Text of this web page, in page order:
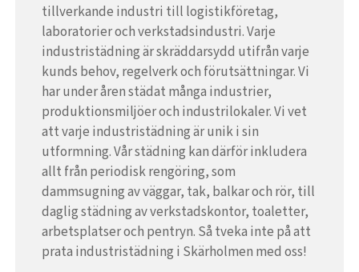
tillverkande industri till logistikföretag,
laboratorier och verkstadsindustri. Varje
industristädning är skräddarsydd utifrån varje
kunds behov, regelverk och förutsättningar. Vi
har under åren städat många industrier,
produktionsmiljöer och industrilokaler. Vi vet
att varje industristädning är unik i sin
utformning. Vår städning kan därför inkludera
allt från periodisk rengöring, som
dammsugning av väggar, tak, balkar och rör, till
daglig städning av verkstadskontor, toaletter,
arbetsplatser och pentryn. Så tveka inte på att
prata industristädning i Skärholmen med oss!